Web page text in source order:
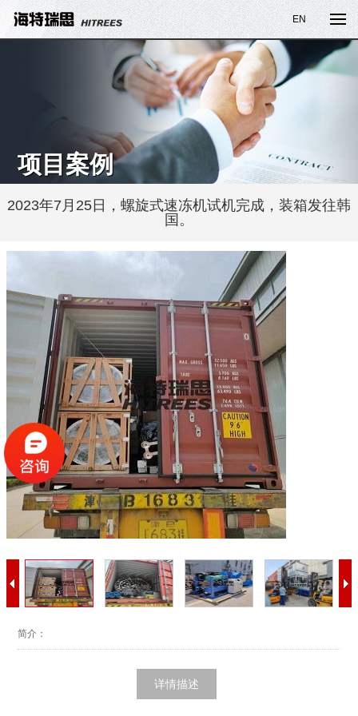
EN
项目案例
2023年7月25日，螺旋式速冻机试机完成，装箱发往韩
国。
简介：
详情描述